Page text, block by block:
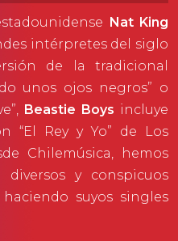
Nat King
intérpretes del siglo
de la tradicional
unos ojos negros” o
Beastie Boys incluye
“El Rey y Yo” de Los
Chilemúsica, hemos
y conspicuos
suyos singles